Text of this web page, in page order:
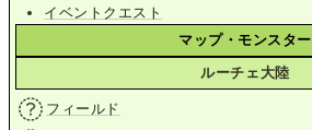
イベントクエスト
マップ・モンスター
ルーチェ大陸
フィールド